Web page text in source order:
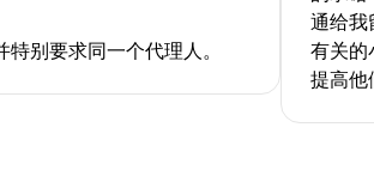
别要求同一个代理人。
通给我
有关的
提高他